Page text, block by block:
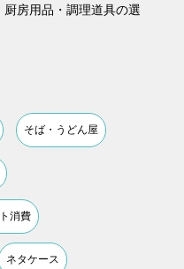
房用品・調理道具の選
そば・うどん屋
消費
ネタケース